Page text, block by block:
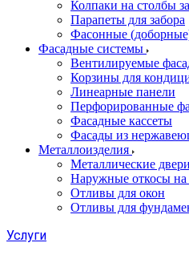
Колпаки на столбы
Парапеты для забора
Фасонные
Фасадные системы
Вентилируемые
Корзины для
Линеарные панели
Перфорированные
Фасадные кассеты
Фасады из
Металлоизделия
Металлические двери
Наружные откосы на
Отливы для окон
Отливы для
Услуги